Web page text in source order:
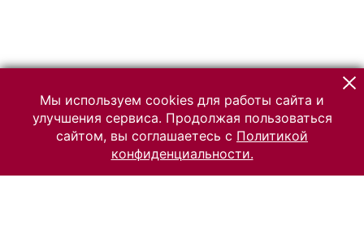
Мы используем cookies для работы сайта и
улучшения сервиса. Продолжая пользоваться
сайтом, вы соглашаетесь с Политикой
конфиденциальности.